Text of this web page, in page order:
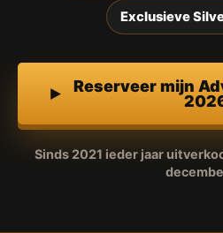
Exclusieve
Reserveer mijn
Sinds 2021 ieder jaar